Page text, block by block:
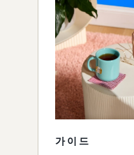
가이드